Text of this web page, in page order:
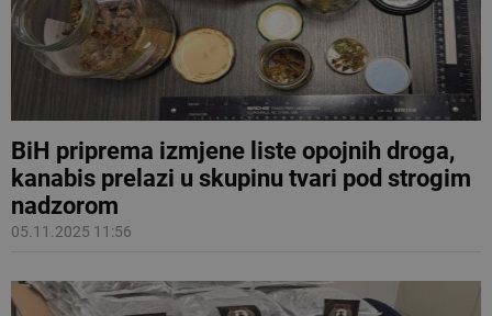
BiH priprema izmjene liste opojnih droga,
kanabis prelazi u skupinu tvari pod strogim
nadzorom
05.11.2025 11:56